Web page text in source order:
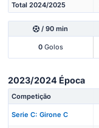
Total 2024/2025
/ 90 min
0Golos
2023/2024 Época
Competição
Serie C: Girone C